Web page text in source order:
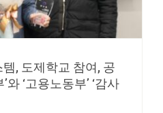
, 도제학교 참여, 공
와 ‘고용노동부’ ‘감사